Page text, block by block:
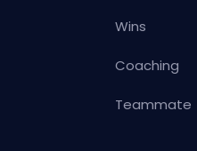
Wins
Coaching
Teammate